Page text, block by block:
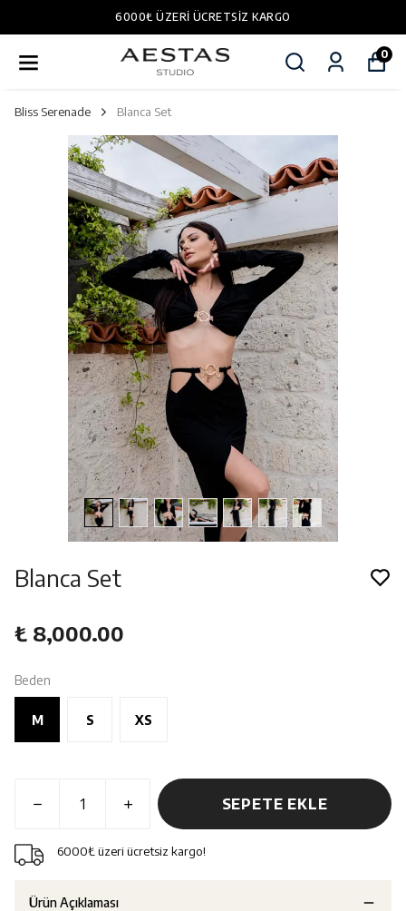
6000₺ ÜZERI ÜCRETSIZ KARGO
0
Bliss Serenade Blanca Set
Blanca Set
₺ 8,000.00
Beden
M S XS
SEPETE EKLE
6000₺ üzeri ücretsiz kargo!
Ürün Açıklaması